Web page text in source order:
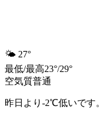
🌤️ 27°
最低/最高23°/29°
空気質普通
昨日より-2℃低いです。